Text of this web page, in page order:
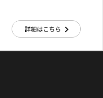
詳細はこちら